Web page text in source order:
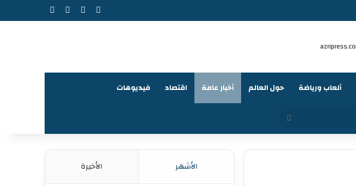
فيسبوك ‫YouTube
ألعاب ورياضة حول العالم أخبار عامة اقتصاد فيديوهات
عن
الأشهر الأخيرة